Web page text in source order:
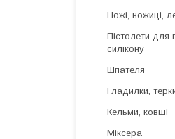
Ножі, ножиці,
Пістолети для
силікону
Шпателя
Гладилки,
Кельми, ковші
Міксера